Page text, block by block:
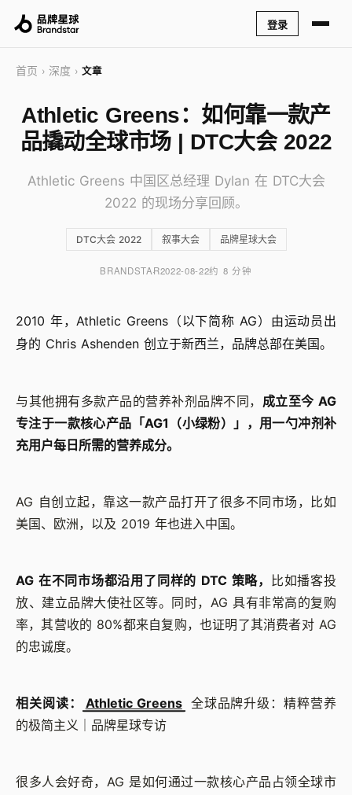
登录
首页 › 深度 › 文章
Athletic Greens：如何靠一款产
品撬动全球市场 | DTC大会 2022
Athletic Greens 中国区总经理 Dylan 在 DTC大会
2022 的现场分享回顾。
DTC大会 2022 叙事大会 品牌星球大会
BRANDSTAR2022-08-22约 8 分钟
2010 年，Athletic Greens（以下简称 AG）由运动员出
身的 Chris Ashenden 创立于新西兰，品牌总部在美国。
与其他拥有多款产品的营养补剂品牌不同， 成立至今 AG
专注于一款核心产品「AG1（小绿粉）」，用一勺冲剂补
充用户每日所需的营养成分。
AG 自创立起，靠这一款产品打开了很多不同市场，比如
美国、欧洲，以及 2019 年也进入中国。
AG 在不同市场都沿用了同样的 DTC 策略，
比如播客投
放、建立品牌大使社区等。同时，AG 具有非常高的复购
率，其营收的 80%都来自复购，也证明了其消费者对 AG
的忠诚度。
相关阅读： Athletic Greens 全球品牌升级：精粹营养
的极简主义｜品牌星球专访
很多人会好奇，AG 是如何通过一款核心产品占领全球市